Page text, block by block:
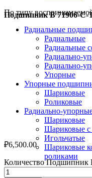
По типу
Радиальные
Радиальные
Радиальные
Радиально-
Радиально-
Упорные
Упорные
Шариковые
Роликовые
Радиально-
Шариковые
Шариковые с
Игольчатые
Шариковые
роликами
По назначению
Подшипник B 71906-С-
₽6,500.00
Количество Подшипник